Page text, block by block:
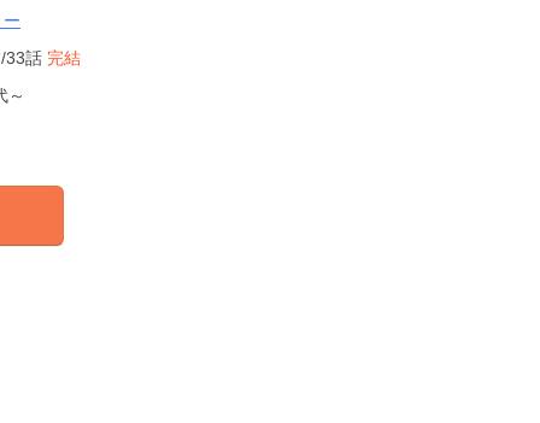
/33話 完結
～